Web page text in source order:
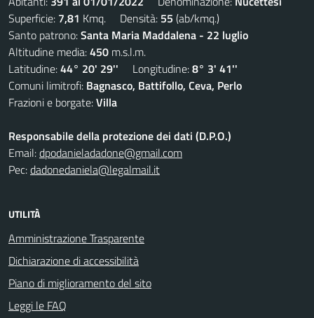
Superficie: 7,81 Kmq. Densità: 55 (ab/kmq.)
Santo patrono:Santa Maria Maddalena - 22 luglio
Altitudine media:450 m.s.l.m.
Latitudine:44° 20' 29'' Longitudine:8° 3' 41''
Comuni limitrofi: Bagnasco, Battifollo, Ceva, Perlo
Frazioni e borgate:Villa
Responsabile della protezione dei dati (D.P.O.)
Email:dpodanieladadone@gmail.com
Pec:dadonedaniela@legalmail.it
UTILITÀ
Amministrazione Trasparente
Dichiarazione di accessibilità
Piano di miglioramento del sito
Leggi le FAQ